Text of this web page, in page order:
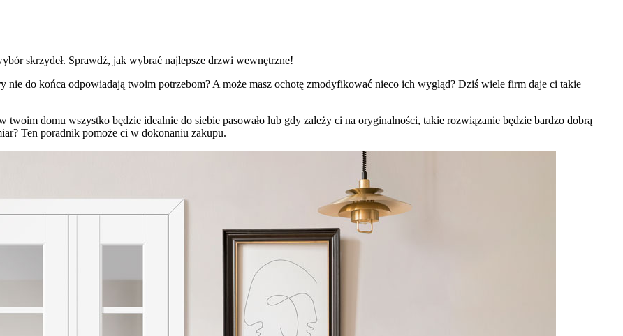
skrzydeł. Sprawdź, jak wybrać najlepsze drzwi wewnętrzne!
nie do końca odpowiadają twoim potrzebom? A może masz ochotę zmodyfikować nieco ich wygląd? Dziś wiele firm daje ci takie
domu wszystko będzie idealnie do siebie pasowało lub gdy zależy ci na oryginalności, takie rozwiązanie będzie bardzo dobrą
Ten poradnik pomoże ci w dokonaniu zakupu.